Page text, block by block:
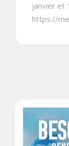
janvier et
https://